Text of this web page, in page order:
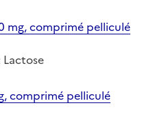
mg, comprimé pelliculé
comprimé pelliculé